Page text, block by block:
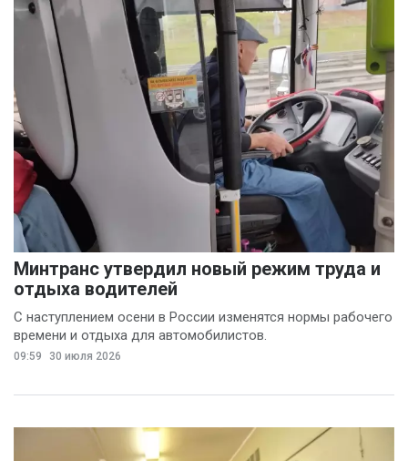
Минтранс утвердил новый режим труда и
отдыха водителей
С наступлением осени в России изменятся нормы рабочего
времени и отдыха для автомобилистов.
09:59 30 июля 2026